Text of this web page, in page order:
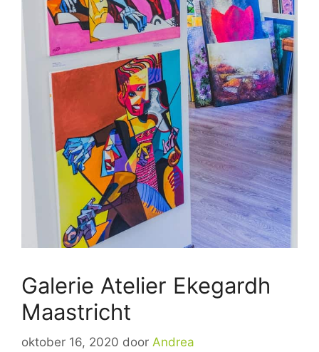
Galerie Atelier Ekegardh
Maastricht
oktober 16, 2020 door Andrea